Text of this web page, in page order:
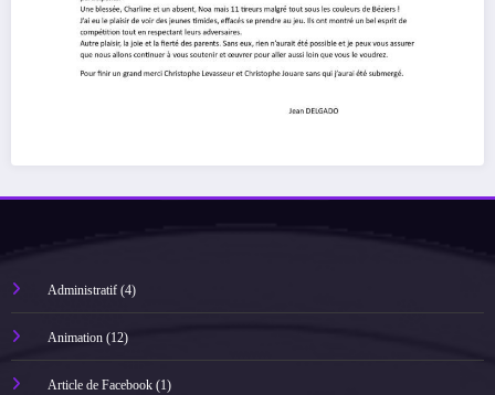
Administratif(4)
Animation(12)
Article de Facebook(1)